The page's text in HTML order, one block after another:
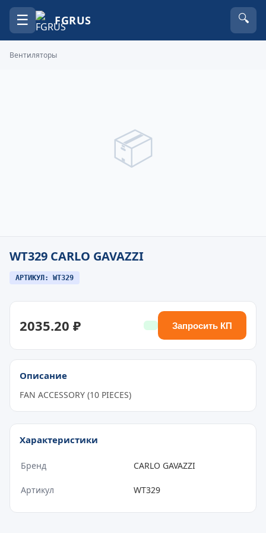
☰ FGRUS 🔍
Вентиляторы
📦
WT329 CARLO GAVAZZI
АРТИКУЛ: WT329
2035.20 ₽ Запросить КП
Описание
FAN ACCESSORY (10 PIECES)
Характеристики
Бренд CARLO GAVAZZI
Артикул WT329